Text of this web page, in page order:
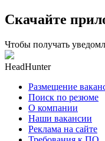
Скачайте
Чтобы получать
HeadHunter
Размещение
Поиск по резюме
О компании
Наши вакансии
Реклама на сайте